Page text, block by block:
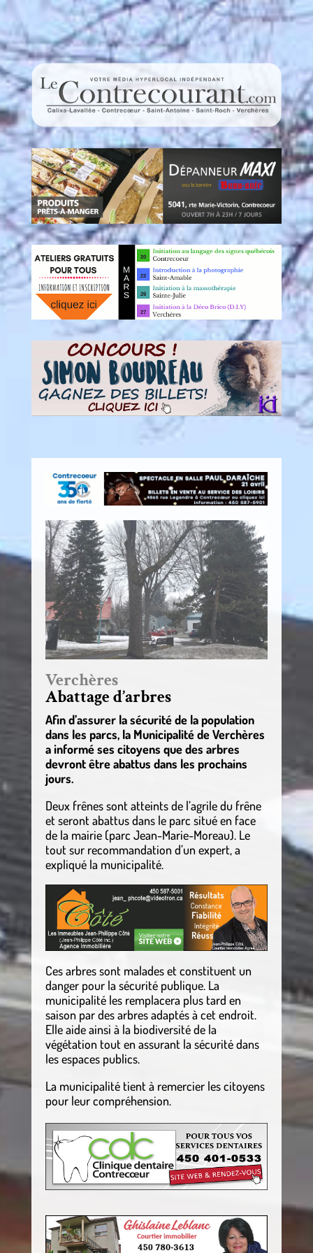
Verchères
Abattage d’arbres
Afin d’assurer la sécurité de la population
dans les parcs, la Municipalité de Verchères
a informé ses citoyens que des arbres
devront être abattus dans les prochains
jours.
Deux frênes sont atteints de l’agrile du frêne
et seront abattus dans le parc situé en face
de la mairie (parc Jean-Marie-Moreau). Le
tout sur recommandation d’un expert, a
expliqué la municipalité.
Ces arbres sont malades et constituent un
danger pour la sécurité publique. La
municipalité les remplacera plus tard en
saison par des arbres adaptés à cet endroit.
Elle aide ainsi à la biodiversité de la
végétation tout en assurant la sécurité dans
les espaces publics.
La municipalité tient à remercier les citoyens
pour leur compréhension.